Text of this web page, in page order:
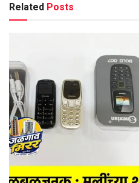
Related Posts